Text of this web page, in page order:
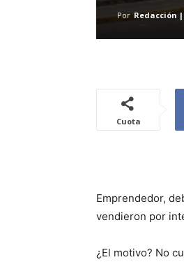
Por Redacción
Cuota
Emprendedor,
vendieron por
¿El motivo? No